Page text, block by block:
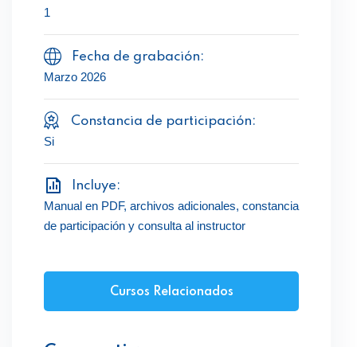
1
Fecha de grabación:
Marzo 2026
Constancia de participación:
Si
Incluye:
Manual en PDF, archivos adicionales, constancia
de participación y consulta al instructor
Cursos Relacionados